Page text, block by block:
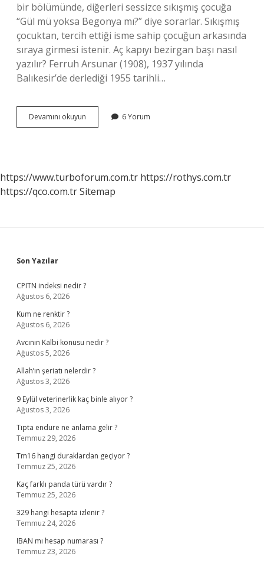
bir bölümünde, diğerleri sessizce sıkışmış çocuğa
“Gül mü yoksa Begonya mı?” diye sorarlar. Sıkışmış
çocuktan, tercih ettiği isme sahip çocuğun arkasında
sıraya girmesi istenir. Aç kapıyı bezirgan başı nasıl
yazılır? Ferruh Arsunar (1908), 1937 yılında
Balıkesir’de derlediği 1955 tarihli…
Devamını okuyun
Kapıyı
6 Yorum
https://www.turboforum.com.tr https://rothys.com.tr
https://qco.com.trSitemap
Sidebar
Son Yazılar
CPITN indeksi nedir ?
Ağustos 6, 2026
Kum ne renktir ?
Ağustos 6, 2026
Avcının Kalbi konusu nedir ?
Ağustos 5, 2026
Allah’ın şeriatı nelerdir ?
Ağustos 3, 2026
9 Eylül veterinerlik kaç binle alıyor ?
Ağustos 3, 2026
Tıpta endure ne anlama gelir ?
Temmuz 29, 2026
Tm16 hangi duraklardan geçiyor ?
Temmuz 25, 2026
Kaç farklı panda türü vardır ?
Temmuz 25, 2026
329 hangi hesapta izlenir ?
Temmuz 24, 2026
IBAN mı hesap numarası ?
Temmuz 23, 2026